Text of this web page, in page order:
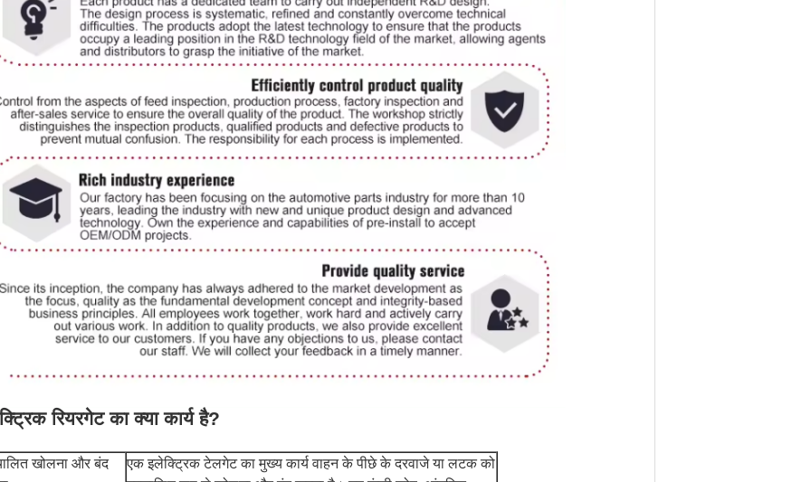
रियरगेट का क्या कार्य है?
खोलना और बंद
एक इलेक्ट्रिक टेलगेट का मुख्य कार्य वाहन के पीछे के दरवाजे या लटक को